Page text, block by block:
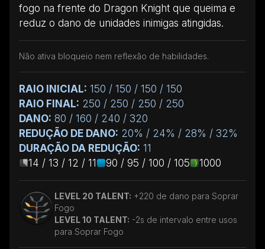
fogo na frente do Dragon Knight que queima e
reduz o dano de unidades inimigas atingidas.
Não ativa bloqueio nem reflexão de habilidades.
RAIO INICIAL: 150 / 150 / 150 / 150
RAIO FINAL: 250 / 250 / 250 / 250
DANO: 80 / 160 / 240 / 320
REDUÇÃO DE DANO: 20% / 24% / 28% / 32%
DURAÇÃO DA REDUÇÃO: 11
14 / 13 / 12 / 11
90 / 95 / 100 / 105 1000
LEVEL 20 TALENT: +220 de dano para Soprar
Fogo
LEVEL 10 TALENT: -2s de intervalo entre usos
para Soprar Fogo